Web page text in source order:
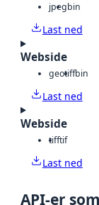
jpegbin
Last ned
Webside
geotiffbin
Last ned
Webside
tifftif
Last ned
API-er